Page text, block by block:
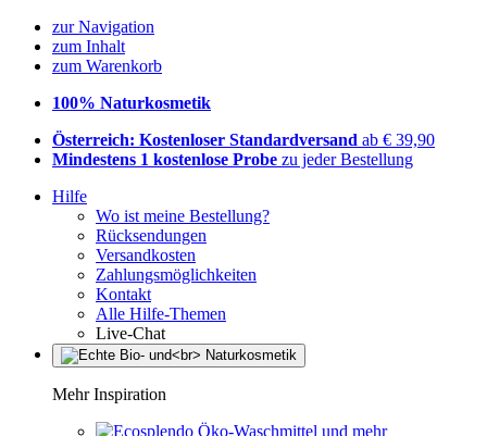
zur Navigation
zum Inhalt
zum Warenkorb
100% Naturkosmetik
Österreich: Kostenloser Standardversand ab € 39,90
Mindestens 1 kostenlose Probe zu jeder Bestellung
Hilfe
Wo ist meine Bestellung?
Rücksendungen
Versandkosten
Zahlungsmöglichkeiten
Kontakt
Alle Hilfe-Themen
Live-Chat
Mehr Inspiration
Öko-Waschmittel und mehr